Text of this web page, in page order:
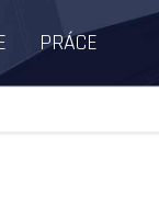
PRÁCE